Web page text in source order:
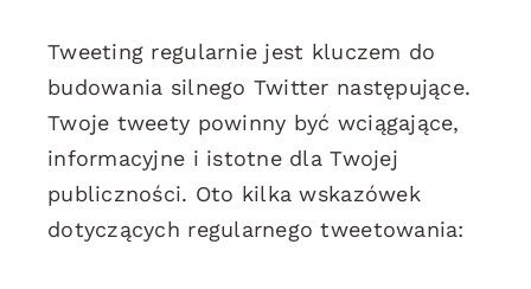
Tweeting regularnie jest kluczem do
budowania silnego Twitter następujące.
Twoje tweety powinny być wciągające,
informacyjne i istotne dla Twojej
publiczności. Oto kilka wskazówek
dotyczących regularnego tweetowania: